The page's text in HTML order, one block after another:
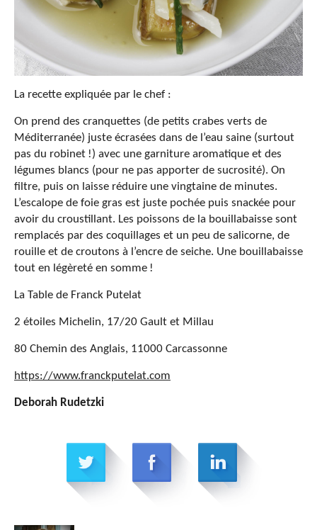
La recette expliquée par le chef :
On prend des cranquettes (de petits crabes verts de
Méditerranée) juste écrasées dans de l’eau saine (surtout
pas du robinet !) avec une garniture aromatique et des
légumes blancs (pour ne pas apporter de sucrosité). On
filtre, puis on laisse réduire une vingtaine de minutes.
L’escalope de foie gras est juste pochée puis snackée pour
avoir du croustillant. Les poissons de la bouillabaisse sont
remplacés par des coquillages et un peu de salicorne, de
rouille et de croutons à l’encre de seiche. Une bouillabaisse
tout en légèreté en somme !
La Table de Franck Putelat
2 étoiles Michelin, 17/20 Gault et Millau
80 Chemin des Anglais, 11000 Carcassonne
https://www.franckputelat.com
Deborah Rudetzki